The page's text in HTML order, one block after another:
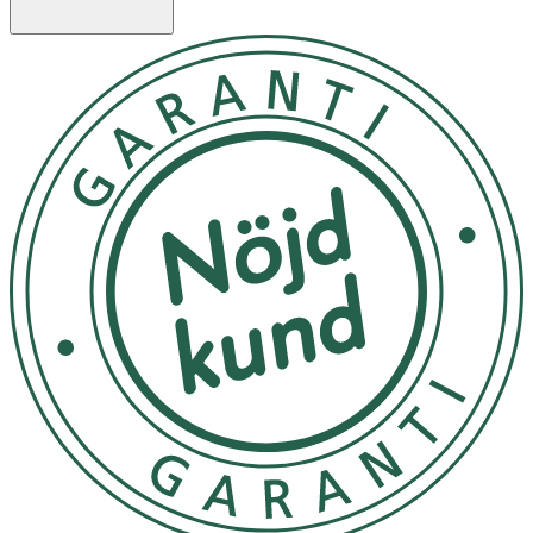
linjer och trött hud – med en silkeslen formula som inte
torkar ut och snabbt ger resultat.
Applicera en ärtstor mängd i ansiktet på kvällen. I din
kvällsrutin, applicera flytande och gelbaserade produkter
först (t.ex. toner eller andra serum) och sedan A-Game.
Avsluta med en fuktkräm. Använd alltid solskydd med
minst SPF 30 på morgonen. Om din hud är känslig, börja
med att använda A-Game varannan kväll och öka till varje
kväll efter cirka två veckor om huden tolererar det väl. Du
kan använda A-Game runt ögonområdet, men undvik att
få produkten i ögonen. Bra att veta: A-Game har en
naturligt gul färg tack vare retinalet. Färgen försvinner
vid applicering och lämnar ingen gul ton på huden eller
ytor. Använd inte om du är gravid eller ammar!
Förvara produkten vid rumstemperatur eller i kylskåp.
Undvik varma platser och direkt solljus. Använd inom 6
månader efter öppnandet.